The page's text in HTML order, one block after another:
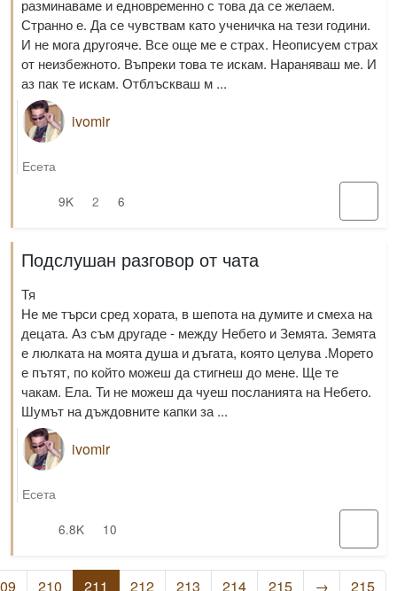
разминаваме и едновременно с това да се желаем.
Странно е. Да се чувствам като ученичка на тези години.
И не мога другояче. Все още ме е страх. Неописуем страх
от неизбежното. Въпреки това те искам. Нараняваш ме. И
аз пак те искам. Отблъскваш м ...
ivomir
Есета
9K
2 6
Подслушан разговор от чата
Тя
Не ме търси сред хората, в шепота на думите и смеха на
децата. Аз съм другаде - между Небето и Земята. Земята
е люлката на моята душа и дъгата, която целува .Морето
е пътят, по който можеш да стигнеш до мене. Ще те
чакам. Ела. Ти не можеш да чуеш посланията на Небето.
Шумът на дъждовните капки за ...
ivomir
Есета
6.8K
10
210 211 (current)
212 213 214 215 → 215